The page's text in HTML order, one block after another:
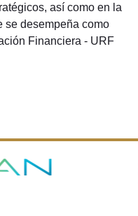
así como en la
se desempeña como
Financiera - URF